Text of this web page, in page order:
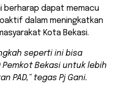
berharap dapat memacu
dalam meningkatkan
Kota Bekasi.
seperti ini bisa
Pemkot Bekasi untuk lebih
PAD,” tegas Pj Gani.